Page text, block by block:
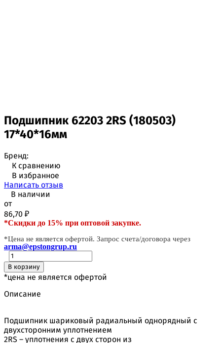
Подшипник 62203 2RS (180503)
17*40*16мм
Бренд:
К сравнению
В избранное
Написать отзыв
В наличии
от
86,70 ₽
*Скидки до 15% при оптовой закупке.
*Цена не является офертой. Запрос счета/договора через
arma@epstongrup.ru
В корзину
*цена не является офертой
Описание
Подшипник шариковый радиальный однорядный с
двухсторонним уплотнением
2RS – уплотнения с двух сторон из